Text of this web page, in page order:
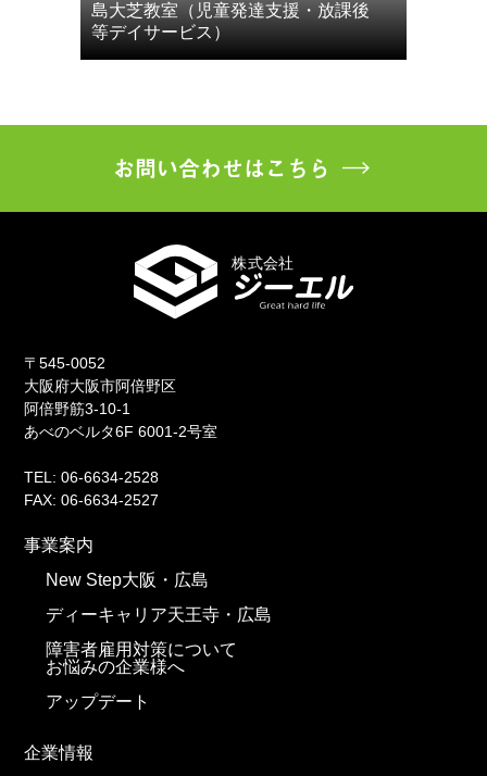
島大芝教室（児童発達支援・放課後
等デイサービス）
お問い合わせはこちら
〒545-0052
大阪府大阪市阿倍野区
阿倍野筋3-10-1
あべのベルタ6F 6001-2号室
TEL: 06-6634-2528
FAX: 06-6634-2527
事業案内
New Step大阪・広島
ディーキャリア天王寺・広島
障害者雇用対策について
お悩みの企業様へ
アップデート
企業情報